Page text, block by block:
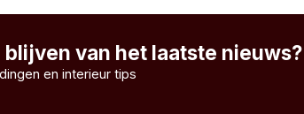
blijven van het laatste nieuws?
en interieur tips